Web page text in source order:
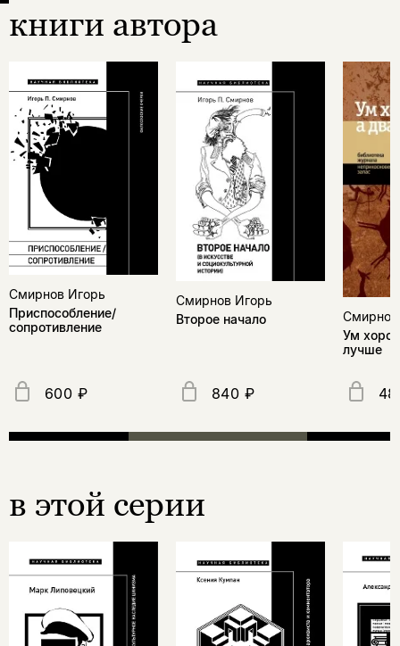
книги автора
Смирнов Игорь
Приспособление/
сопротивление
600 ₽
Смирнов Игорь
Второе начало
840 ₽
Ум
лучше
в этой серии